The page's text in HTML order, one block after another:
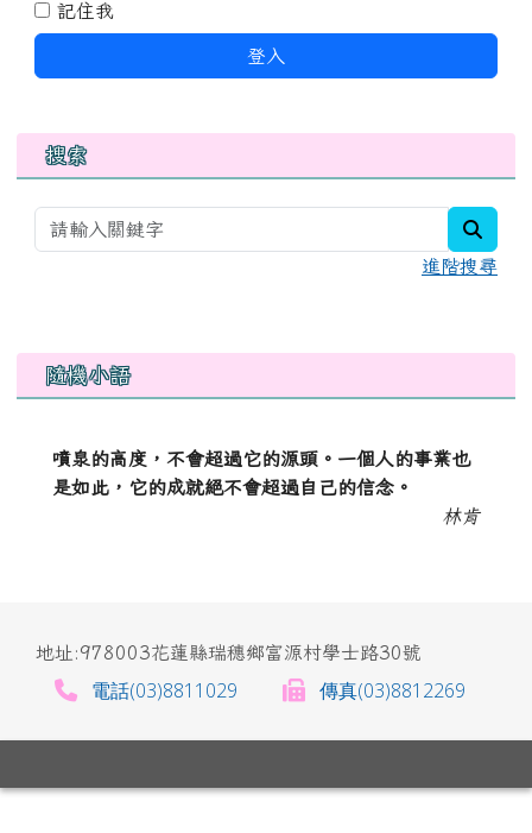
記住我
登入
搜索
進階搜尋
右邊區域內容
隨機小語
噴泉的高度，不會超過它的源頭。一個人的事業也
是如此，它的成就絕不會超過自己的信念。
林肯
地址:978003花蓮縣瑞穗鄉富源村學士路30號
電話(03)8811029 傳真(03)8812269